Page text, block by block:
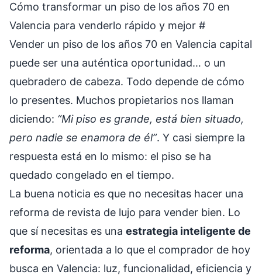
Cómo transformar un piso de los años 70 en
Valencia para venderlo rápido y mejor #
Vender un piso de los años 70 en Valencia capital
puede ser una auténtica oportunidad… o un
quebradero de cabeza. Todo depende de cómo
lo presentes. Muchos propietarios nos llaman
diciendo: “Mi piso es grande, está bien situado,
pero nadie se enamora de él”. Y casi siempre la
respuesta está en lo mismo: el piso se ha
quedado congelado en el tiempo.
La buena noticia es que no necesitas hacer una
reforma de revista de lujo para vender bien. Lo
que sí necesitas es una estrategia inteligente de
reforma, orientada a lo que el comprador de hoy
busca en Valencia: luz, funcionalidad, eficiencia y